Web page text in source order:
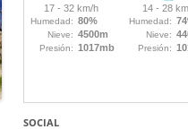
SOCIAL